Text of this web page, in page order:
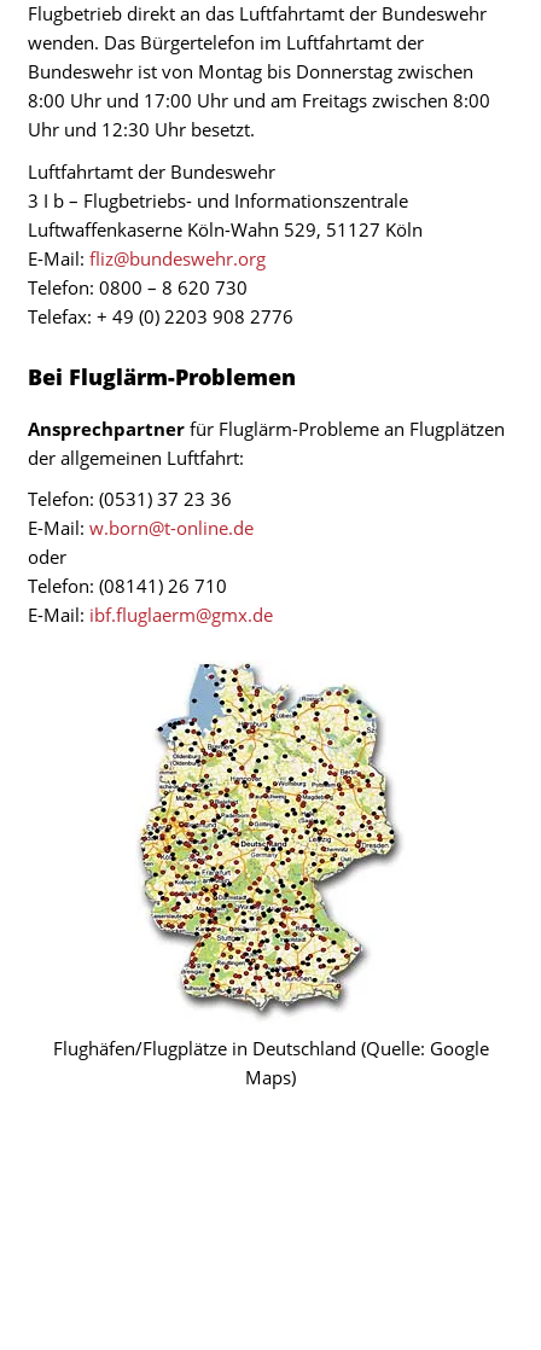
Flugbetrieb direkt an das Luftfahrtamt der Bundeswehr
wenden. Das Bürgertelefon im Luftfahrtamt der
Bundeswehr ist von Montag bis Donnerstag zwischen
8:00 Uhr und 17:00 Uhr und am Freitags zwischen 8:00
Uhr und 12:30 Uhr besetzt.
Luftfahrtamt der Bundeswehr
3 I b – Flugbetriebs- und Informationszentrale
Luftwaffenkaserne Köln-Wahn 529, 51127 Köln
E-Mail: fliz@bundeswehr.org
Telefon: 0800 – 8 620 730
Telefax: + 49 (0) 2203 908 2776
Bei Fluglärm-Problemen
Ansprechpartnerfür Fluglärm-Probleme an Flugplätzen
der allgemeinen Luftfahrt:
Telefon: (0531) 37 23 36
E-Mail: w.born@t-online.de
oder
Telefon: (08141) 26 710
E-Mail: ibf.fluglaerm@gmx.de
Flughäfen/Flugplätze in Deutschland (Quelle: Google
Maps)